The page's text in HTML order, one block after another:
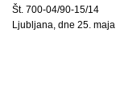
Št. 700-04/90-15/14
Ljubljana, dne 25. maja